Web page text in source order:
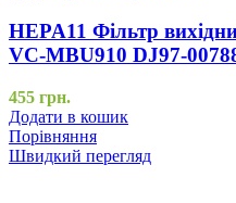
HEPA11 Фільтр
VC-MBU910 DJ97-
455 грн.
Додати в кошик
Порівняння
Швидкий перегляд